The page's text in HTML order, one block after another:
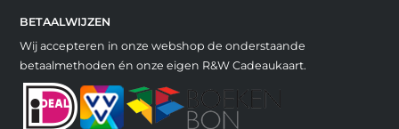
BETAALWIJZEN
Wij accepteren in onze webshop de onderstaande
betaalmethoden én onze eigen R&W Cadeaukaart.